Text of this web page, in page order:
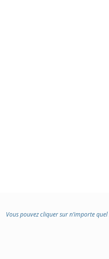
Vous pouvez cliquer sur n’importe